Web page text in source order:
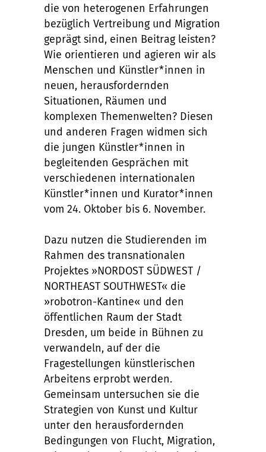
die von heterogenen Erfahrungen
bezüglich Vertreibung und Migration
geprägt sind, einen Beitrag leisten?
Wie orientieren und agieren wir als
Menschen und Künstler*innen in
neuen, herausfordernden
Situationen, Räumen und
komplexen Themenwelten? Diesen
und anderen Fragen widmen sich
die jungen Künstler*innen in
begleitenden Gesprächen mit
verschiedenen internationalen
Künstler*innen und Kurator*innen
vom 24. Oktober bis 6. November.
Dazu nutzen die Studierenden im
Rahmen des transnationalen
Projektes »NORDOST SÜDWEST /
NORTHEAST SOUTHWEST« die
»robotron-Kantine« und den
öffentlichen Raum der Stadt
Dresden, um beide in Bühnen zu
verwandeln, auf der die
Fragestellungen künstlerischen
Arbeitens erprobt werden.
Gemeinsam untersuchen sie die
Strategien von Kunst und Kultur
unter den herausfordernden
Bedingungen von Flucht, Migration,